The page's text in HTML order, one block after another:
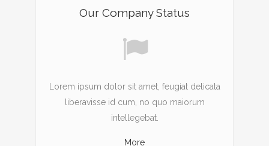
Our Company Status
Lorem ipsum dolor sit amet, feugiat delicata
liberavisse id cum, no quo maiorum
intellegebat.
More